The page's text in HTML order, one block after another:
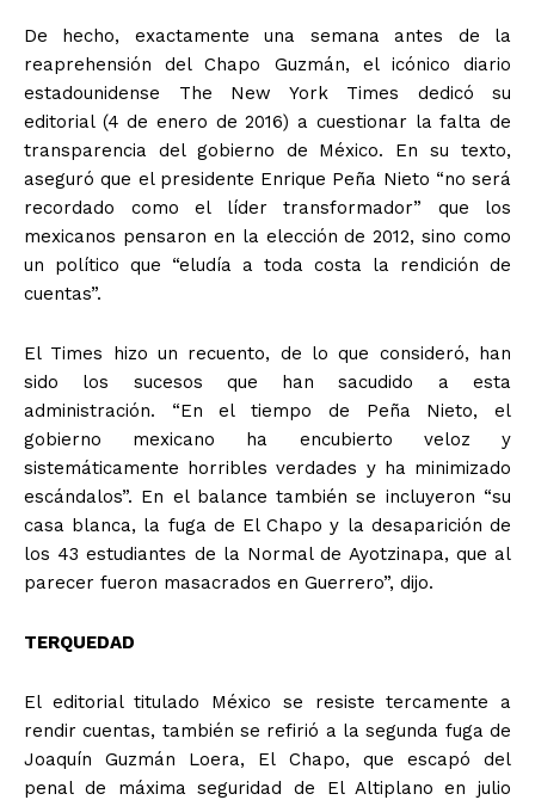
De hecho, exactamente una semana antes de la
reaprehensión del Chapo Guzmán, el icónico diario
estadounidense The New York Times dedicó su
editorial (4 de enero de 2016) a cuestionar la falta de
transparencia del gobierno de México. En su texto,
aseguró que el presidente Enrique Peña Nieto “no será
recordado como el líder transformador” que los
mexicanos pensaron en la elección de 2012, sino como
un político que “eludía a toda costa la rendición de
cuentas”.
El Times hizo un recuento, de lo que consideró, han
sido los sucesos que han sacudido a esta
administración. “En el tiempo de Peña Nieto, el
gobierno mexicano ha encubierto veloz y
sistemáticamente horribles verdades y ha minimizado
escándalos”. En el balance también se incluyeron “su
casa blanca, la fuga de El Chapo y la desaparición de
los 43 estudiantes de la Normal de Ayotzinapa, que al
parecer fueron masacrados en Guerrero”, dijo.
TERQUEDAD
El editorial titulado México se resiste tercamente a
rendir cuentas, también se refirió a la segunda fuga de
Joaquín Guzmán Loera, El Chapo, que escapó del
penal de máxima seguridad de El Altiplano en julio